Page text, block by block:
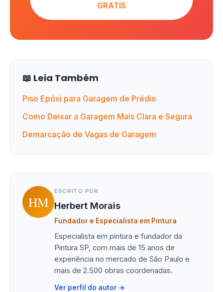
GRATIS
📖 Leia Também
Piso Epóxi para Garagem de Prédio
Como Deixar a Garagem Mais Clara e Segura
Demarcação de Vagas de Garagem
HM
ESCRITO POR
Herbert Morais
Fundador e Especialista em Pintura
Especialista em pintura e fundador da
Pintura SP, com mais de 15 anos de
experiência no mercado de São Paulo e
mais de 2.500 obras coordenadas.
Ver perfil do autor →